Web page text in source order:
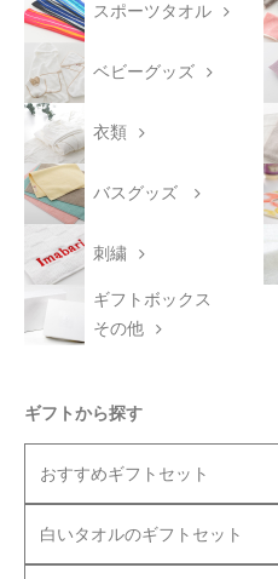
スポーツタオル
ベビーグッズ
衣類
バスグッズ
刺繍
ギフトボックス
その他
ギフトから探す
おすすめギフトセット
白いタオルのギフトセット